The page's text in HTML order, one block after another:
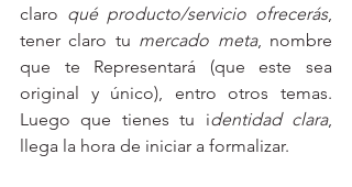
claro qué producto/servicio ofrecerás,
tener claro tu mercado meta, nombre
que te Representará (que este sea
original y único), entro otros temas.
Luego que tienes tu identidad clara,
llega la hora de iniciar a formalizar.